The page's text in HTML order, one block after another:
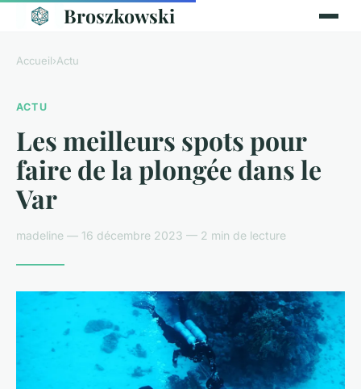
Broszkowski
Accueil›Actu
ACTU
Les meilleurs spots pour
faire de la plongée dans le
Var
madeline — 16 décembre 2023 — 2 min de lecture